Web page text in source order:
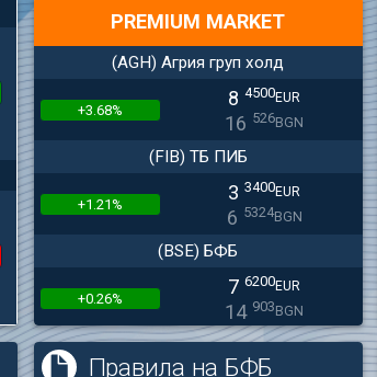
PREMIUM MARKET
(AGH) Агрия груп холд
+3.68% 8 4500EUR
16 526BGN
(FIB) ТБ ПИБ
+1.21% 3 3400EUR
6 5324BGN
(BSE) БФБ
+0.26% 7 6200EUR
14 903BGN
(CHIM) Химимпорт
Правила на БФБ